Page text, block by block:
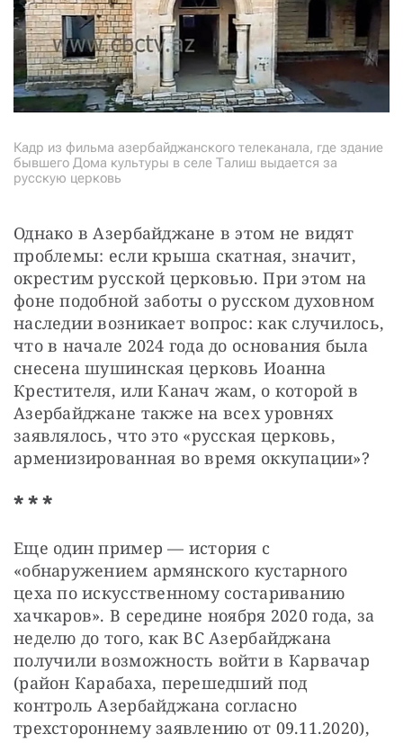
Кадр из фильма азербайджанского телеканала, где здание
бывшего Дома культуры в селе Талиш выдается за
русскую церковь
Однако в Азербайджане в этом не видят
проблемы: если крыша скатная, значит,
окрестим русской церковью. При этом на
фоне подобной заботы о русском духовном
наследии возникает вопрос: как случилось,
что в начале 2024 года до основания была
снесена шушинская церковь Иоанна
Крестителя, или Канач жам, о которой в
Азербайджане также на всех уровнях
заявлялось, что это «русская церковь,
арменизированная во время оккупации»?
* * *
Еще один пример — история с
«обнаружением армянского кустарного
цеха по искусственному состариванию
хачкаров». В середине ноября 2020 года, за
неделю до того, как ВС Азербайджана
получили возможность войти в Карвачар
(район Карабаха, перешедший под
контроль Азербайджана согласно
трехстороннему заявлению от 09.11.2020),